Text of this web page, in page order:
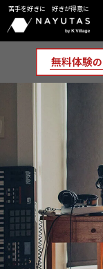
苦手を好きに 好きが得意に